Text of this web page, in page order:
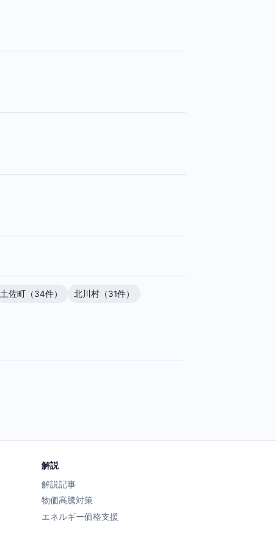
土佐町（34件）
北川村（31件）
解説
解説記事
物価高騰対策
エネルギー価格支援